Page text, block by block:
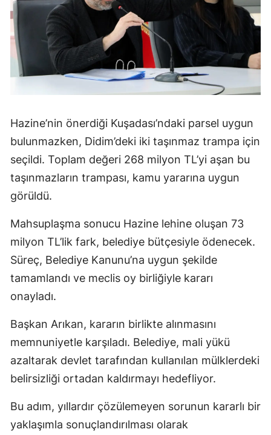
Hazine’nin önerdiği Kuşadası’ndaki parsel uygun
bulunmazken, Didim’deki iki taşınmaz trampa için
seçildi. Toplam değeri 268 milyon TL’yi aşan bu
taşınmazların trampası, kamu yararına uygun
görüldü.
Mahsuplaşma sonucu Hazine lehine oluşan 73
milyon TL’lik fark, belediye bütçesiyle ödenecek.
Süreç, Belediye Kanunu’na uygun şekilde
tamamlandı ve meclis oy birliğiyle kararı
onayladı.
Başkan Arıkan, kararın birlikte alınmasını
memnuniyetle karşıladı. Belediye, mali yükü
azaltarak devlet tarafından kullanılan mülklerdeki
belirsizliği ortadan kaldırmayı hedefliyor.
Bu adım, yıllardır çözülemeyen sorunun kararlı bir
yaklaşımla sonuçlandırılması olarak